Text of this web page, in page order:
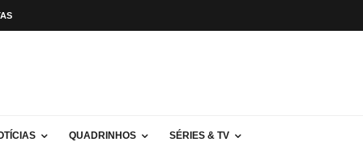
QUADRINHOS SÉRIES & TV